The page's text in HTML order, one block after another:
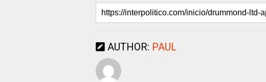
AUTHOR: PAUL